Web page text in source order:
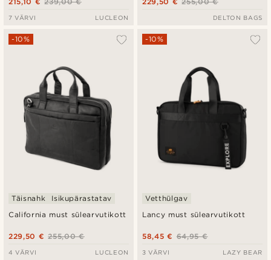
7 VÄRVI LUCLEON DELTON BAGS
California must sülearvutikott
-10%
Täisnahk Isikupärastatav
255,00 €
229,50 €
4 VÄRVI LUCLEON
Lancy must sülearvutikott
-10%
Vetthülgav
64,95 €
58,45 €
3 VÄRVI LAZY BEAR